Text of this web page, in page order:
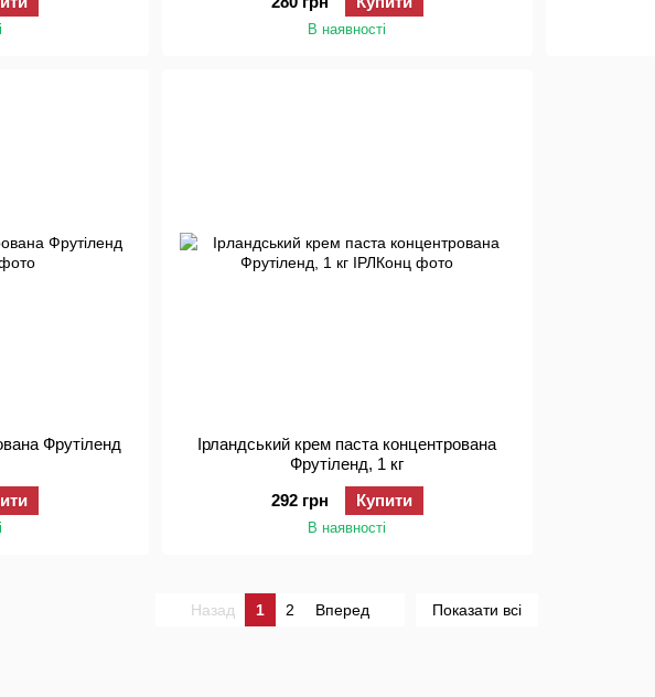
В наявності
Фрутіленд
Ірландський крем паста концентрована
Фрутіленд, 1 кг
292 грн
Купити
В наявності
Назад 1 2 Вперед Показати всі